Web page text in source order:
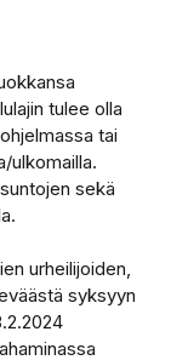
tulee olla
tai
ulkomailla.
sekä
urheilijoiden,
syksyyn